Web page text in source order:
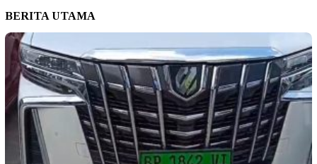
BERITA UTAMA